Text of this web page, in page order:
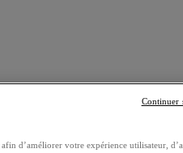
d’améliorer votre expérience utilisateur,
Continuer